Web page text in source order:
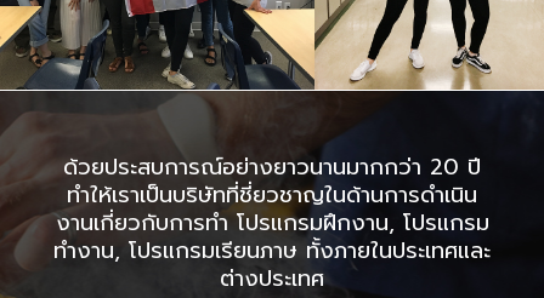
ด้วยประสบการณ์อย่างยาวนานมากกว่า 20 ปี
ทำให้เราเป็นบริษัทที่ชี่ยวชาญในด้านการดำเนิน
งานเกี่ยวกับการทำ โปรแกรมฝึกงาน, โปรแกรม
ทำงาน, โปรแกรมเรียนภาษ ทั้งภายในประเทศและ
ต่างประเทศ